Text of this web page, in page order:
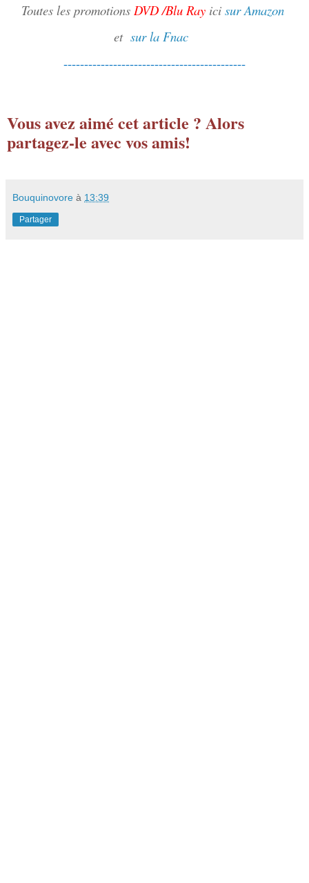
Toutes les promotions DVD /Blu Rayici sur Amazon
et sur la Fnac
--------------------------------------------
Vous avez aimé cet article ? Alors
partagez-le avec vos amis!
Bouquinovore à 13:39
Partager